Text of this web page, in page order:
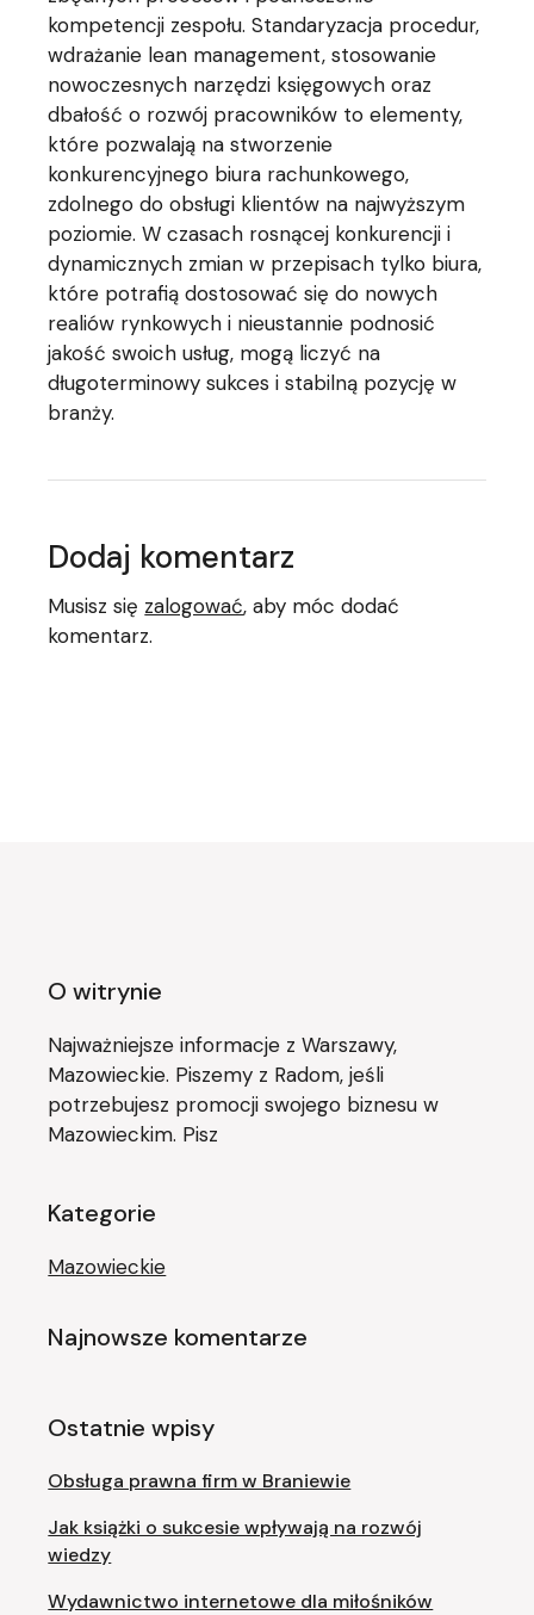
kompetencji zespołu. Standaryzacja procedur,
wdrażanie lean management, stosowanie
nowoczesnych narzędzi księgowych oraz
dbałość o rozwój pracowników to elementy,
które pozwalają na stworzenie
konkurencyjnego biura rachunkowego,
zdolnego do obsługi klientów na najwyższym
poziomie. W czasach rosnącej konkurencji i
dynamicznych zmian w przepisach tylko biura,
które potrafią dostosować się do nowych
realiów rynkowych i nieustannie podnosić
jakość swoich usług, mogą liczyć na
długoterminowy sukces i stabilną pozycję w
branży.
Dodaj komentarz
Musisz się zalogować, aby móc dodać
komentarz.
O witrynie
Najważniejsze informacje z Warszawy,
Mazowieckie. Piszemy z Radom, jeśli
potrzebujesz promocji swojego biznesu w
Mazowieckim. Pisz
Kategorie
Mazowieckie
Najnowsze komentarze
Ostatnie wpisy
Obsługa prawna firm w Braniewie
Jak książki o sukcesie wpływają na rozwój
wiedzy
Wydawnictwo internetowe dla miłośników